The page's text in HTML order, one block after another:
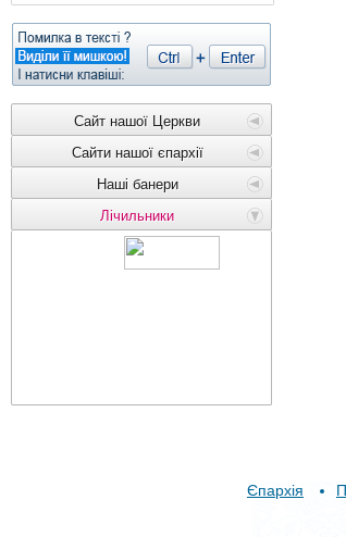
Сайт нашої Церкви
Сайти нашої єпархії
Наші банери
Лічильники
Єпархія